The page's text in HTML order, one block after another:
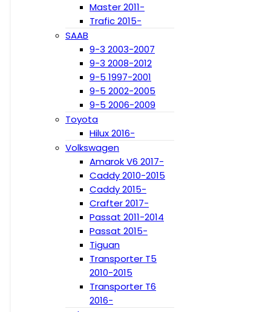
Master 2011-
Trafic 2015-
SAAB
9-3 2003-2007
9-3 2008-2012
9-5 1997-2001
9-5 2002-2005
9-5 2006-2009
Toyota
Hilux 2016-
Volkswagen
Amarok V6 2017-
Caddy 2010-2015
Caddy 2015-
Crafter 2017-
Passat 2011-2014
Passat 2015-
Tiguan
Transporter T5
2010-2015
Transporter T6
2016-